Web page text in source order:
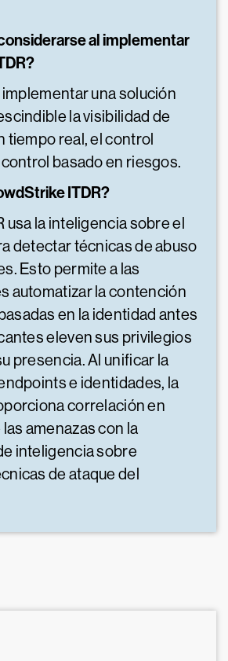
al implementar
implementar una solución
la visibilidad de
tiempo real, el control
basado en riesgos.
ITDR?
usa la inteligencia sobre el
detectar técnicas de abuso
Esto permite a las
automatizar la contención
en la identidad antes
eleven sus privilegios
presencia. Al unificar la
e identidades, la
correlación en
amenazas con la
inteligencia sobre
de ataque del